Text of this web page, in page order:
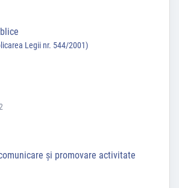
Legii nr. 544/2001)
și promovare activitate